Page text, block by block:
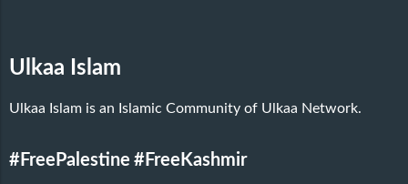
Ulkaa Islam
Ulkaa Islam is an Islamic Community of Ulkaa Network.
#FreePalestine #FreeKashmir